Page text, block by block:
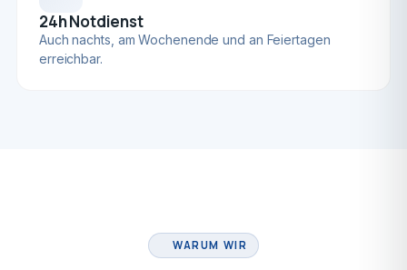
24h Notdienst
Auch nachts, am Wochenende und an Feiertagen
erreichbar.
WARUM WIR